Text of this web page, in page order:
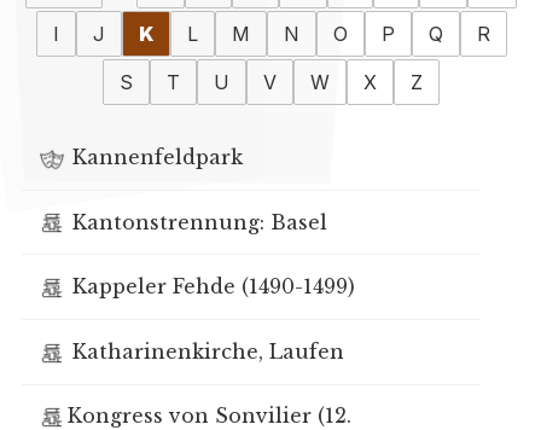
I
J K L M N O P Q
R
S
T U V W X Z
Kannenfeldpark
Kantonstrennung: Basel
Kappeler Fehde (1490-1499)
Katharinenkirche, Laufen
Kongress von Sonvilier (12.